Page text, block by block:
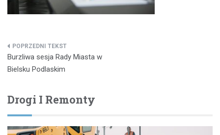
Nawigacja
wpisu
Burzliwa sesja Rady Miasta w
Bielsku Podlaskim
Drogi I Remonty